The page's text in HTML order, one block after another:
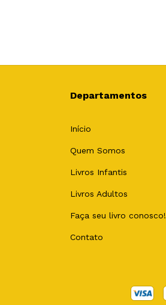
Departamentos
Início
Quem Somos
Livros Infantis
Livros Adultos
Faça seu livro conosco!
Contato